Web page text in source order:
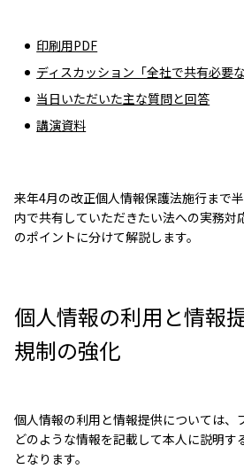
印刷用PDF
ディスカッション「全社で共有必要
当日いただいた主な質問と回答
講演資料
来年4月の改正個人情報保護法施行まで
内で共有していただきたい法への実務対
のポイントに分けて解説します。
個人情報の利用と情報
規制の強化
個人情報の利用と情報提供については、
どのような情報を記載して本人に説明す
となります。